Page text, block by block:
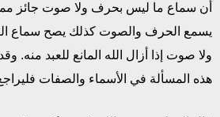
أن سماع ما ليس بحرف ولا صوت جائز
يسمع الحرف والصوت كذلك يصح سماع
ولا صوت إذا أزال الله المانع للعبد منه.
هذه المسألة في الأسماء والصفات